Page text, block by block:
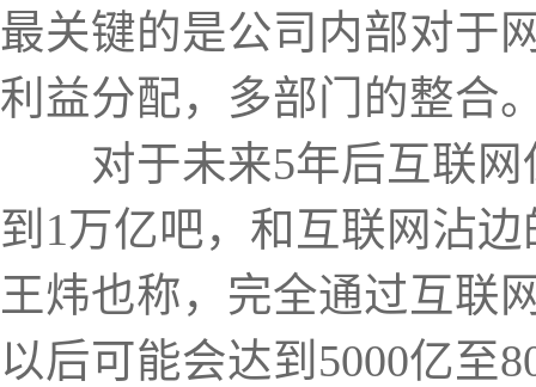
最关键的是公司内部对于
利益分配，多部门的整合
对于未来5年后互联网
到1万亿吧，和互联网沾
王炜也称，完全通过互联
以后可能会达到5000亿至